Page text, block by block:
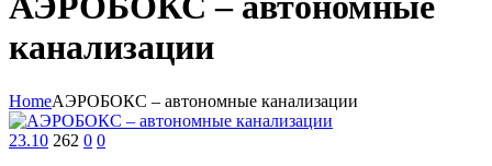
канализации
HomeАЭРОБОКС – автономные канализации
23.10 262 0 0